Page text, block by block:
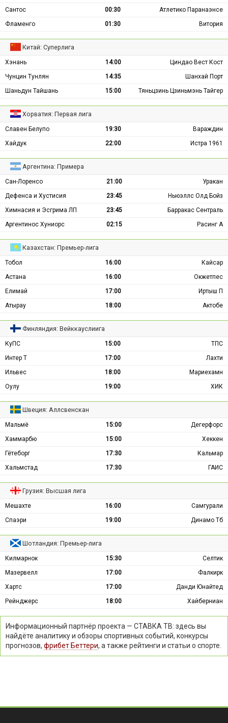
Сантос
00:30
Атлетико Паранаэнсе
Фламенго
01:30 Витория
Китай: Суперлига
Хэнань 14:00
Циндао Вест Кост
Чунцин Тунлян
14:35
Шанхай Порт
Шаньдун Тайшань
15:00 Тяньцзинь Цзиньмэнь Тайгер
Хорватия: Первая лига
Славен Белупо 19:30
Вараждин
Хайдук
22:00 Истра 1961
Аргентина: Примера
Сан-Лоренсо 21:00
Уракан
Дефенса и Хустисия
23:45
Ньюэллс Олд Бойз
Химнасия и Эсгрима ЛП
23:45
Барракас Сентраль
Аргентинос Хуниорс
02:15 Расинг А
Казахстан: Премьер-лига
Тобол 16:00
Кайсар
Астана
16:00
Окжетпес
Елимай
17:00
Иртыш П
Атырау
18:00 Актобе
Финляндия: Вейккауслиига
КуПС 15:00
ТПС
Интер Т
17:00
Лахти
Ильвес
18:00
Мариехамн
Оулу
19:00 ХИК
Швеция: Аллсвенскан
Мальмё 15:00
Дегерфорс
Хаммарбю
15:00
Хеккен
Гётеборг
17:30
Кальмар
Хальмстад
17:30 ГАИС
Грузия: Высшая лига
Мешахте 16:00
Самгурали
Спаэри
19:00 Динамо Тб
Шотландия: Премьер-лига
Килмарнок 15:30
Селтик
Мазервелл
17:00
Фалкирк
Хартс
17:00
Данди Юнайтед
Рейнджерс
18:00 Хайберниан
Информационный партнёр проекта — СТАВКА ТВ: здесь вы
найдёте аналитику и обзоры спортивных событий, конкурсы
прогнозов, фрибет Беттери, а также рейтинги и статьи о спорте.